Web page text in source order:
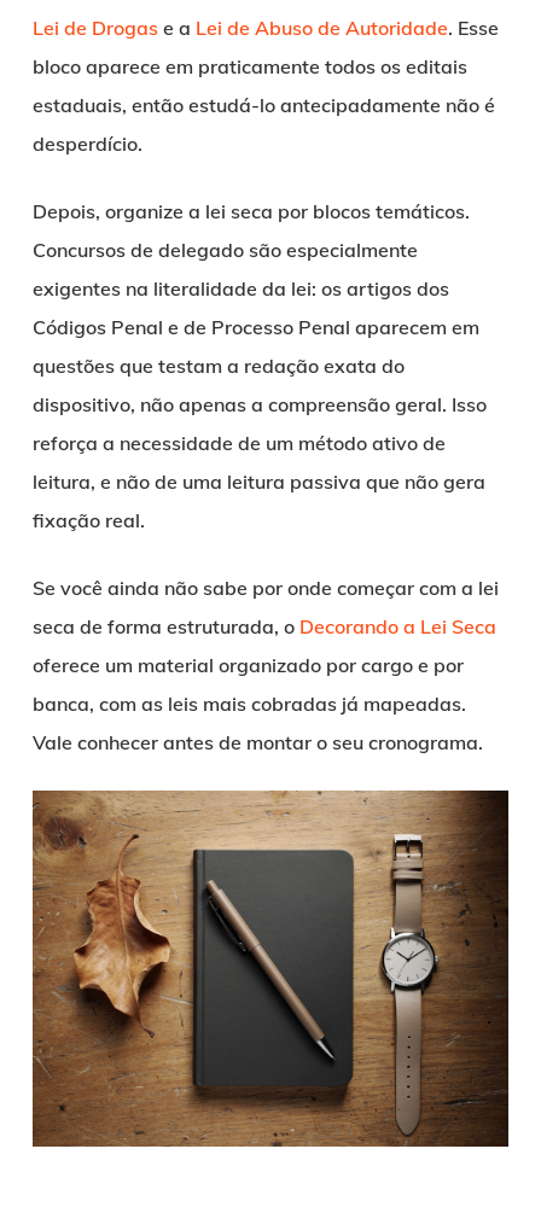
Lei de Drogase a Lei de Abuso de Autoridade. Esse
bloco aparece em praticamente todos os editais
estaduais, então estudá-lo antecipadamente não é
desperdício.
Depois, organize a lei seca por blocos temáticos.
Concursos de delegado são especialmente
exigentes na literalidade da lei: os artigos dos
Códigos Penal e de Processo Penal aparecem em
questões que testam a redação exata do
dispositivo, não apenas a compreensão geral. Isso
reforça a necessidade de um método ativo de
leitura, e não de uma leitura passiva que não gera
fixação real.
Se você ainda não sabe por onde começar com a lei
seca de forma estruturada, o Decorando a Lei Seca
oferece um material organizado por cargo e por
banca, com as leis mais cobradas já mapeadas.
Vale conhecer antes de montar o seu cronograma.